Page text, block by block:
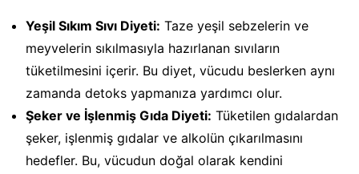
Yeşil Sıkım Sıvı Diyeti: Taze yeşil sebzelerin ve
meyvelerin sıkılmasıyla hazırlanan sıvıların
tüketilmesini içerir. Bu diyet, vücudu beslerken aynı
zamanda detoks yapmanıza yardımcı olur.
Şeker ve İşlenmiş Gıda Diyeti: Tüketilen gıdalardan
şeker, işlenmiş gıdalar ve alkolün çıkarılmasını
hedefler. Bu, vücudun doğal olarak kendini